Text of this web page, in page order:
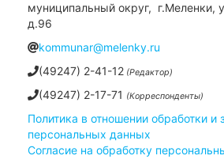
муниципальный округ, г.Меленки,
д.96
kommunar@melenky.ru
(49247) 2-41-12 (Редактор)
(49247) 2-17-71 (Корреспонденты)
Политика в отношении обработки и
персональных данных
Согласие на обработку